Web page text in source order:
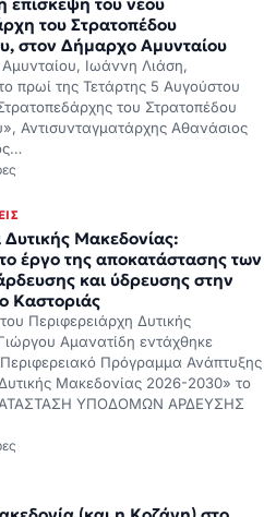
επίσκεψη του νέου
του Στρατοπέδου
στον Δήμαρχο Αμυνταίου
Ιωάννη Λιάση,
πρωί της Τετάρτης 5 Αυγούστου
του Στρατοπέδου
Αντισυνταγματάρχης Αθανάσιος
Δυτικής Μακεδονίας:
έργο της αποκατάστασης των
και ύδρευσης στην
Καστοριάς
Περιφερειάρχη Δυτικής
Αμανατίδη εντάχθηκε
Πρόγραμμα Ανάπτυξης
Μακεδονίας 2026-2030» το
ΥΠΟΔΟΜΩΝ ΑΡΔΕΥΣΗΣ